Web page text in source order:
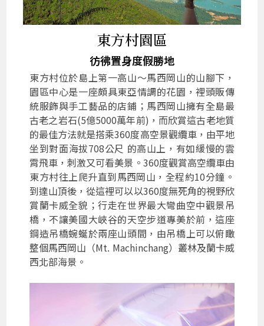
東方村園區
彷彿置身度假勝地
東方村位於島上第一高山～馬西岡山的山腳下，
園區中心是一座頗具東亞情調的花園，裡頭販傳
統服飾與手工藝品的店鋪；馬西岡山擁有全島最
古老之岩石(5億5000萬年前)，而欣賞這古老地質
的最佳方法就是搭乘360度高空景觀纜車，由平地
坐到對面海拔708公尺 的高山上，有如緩慢的雲
霄飛車，刺激又可看美景。360度觀賞高空纜車由
東方村往上爬升直到馬西岡山，全程約10分鐘。
到達山頂後，從這裡可以以360度無死角的視野欣
賞蘭卡威全貌；行走在世界最大彎曲空中觀景吊
橋，不讓美國大峽谷的天空步道專美於前，這座
鋼造吊橋蜿蜒於兩座山頭間，由吊橋上可以俯瞰
整個馬西岡山（Mt. Machinchang）叢林及蘭卡威
西北部海景。